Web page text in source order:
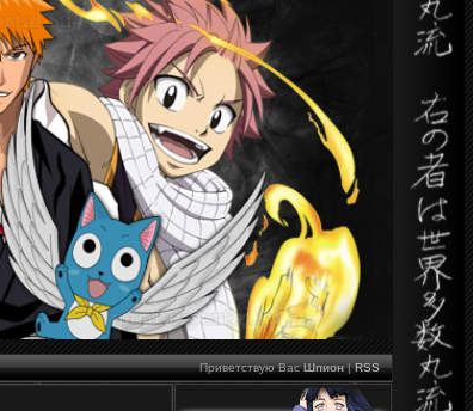
Приветствую Вас Шпион|RSS